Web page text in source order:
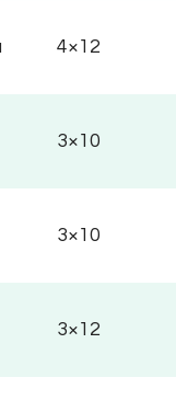
4×12
3×10
3×10
3×12